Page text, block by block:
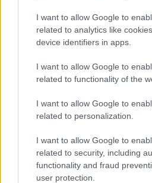
I want to allow Google to
related to analytics like
device identifiers in apps.
I want to allow Google to
related to functionality of the
I want to allow Google to
related to personalization.
I want to allow Google to
related to security, including
functionality and fraud
user protection.
Guía completa para
Prepárate para disfrutar de un
VIAJES